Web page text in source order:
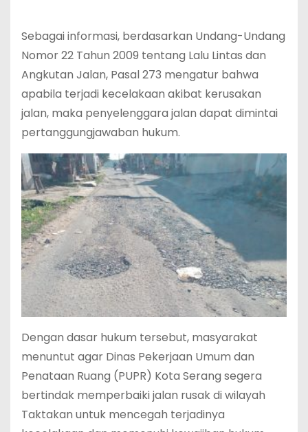
Sebagai informasi, berdasarkan Undang-Undang
Nomor 22 Tahun 2009 tentang Lalu Lintas dan
Angkutan Jalan, Pasal 273 mengatur bahwa
apabila terjadi kecelakaan akibat kerusakan
jalan, maka penyelenggara jalan dapat dimintai
pertanggungjawaban hukum.
Dengan dasar hukum tersebut, masyarakat
menuntut agar Dinas Pekerjaan Umum dan
Penataan Ruang (PUPR) Kota Serang segera
bertindak memperbaiki jalan rusak di wilayah
Taktakan untuk mencegah terjadinya